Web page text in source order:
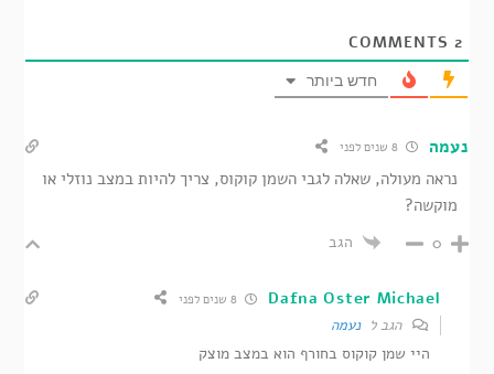
2
חדש ביותר
נעמה
נראה מעולה, שאלה לגבי השמן קוקוס, צריך להיות במצב נוזלי או
מוקשה?
0 הגב
Dafna Oster Michael
הגב לנעמה
היי שמן קוקוס בחורף הוא במצב מוצק